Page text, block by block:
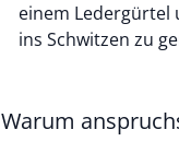
einem Ledergürtel
ins Schwitzen zu
Warum